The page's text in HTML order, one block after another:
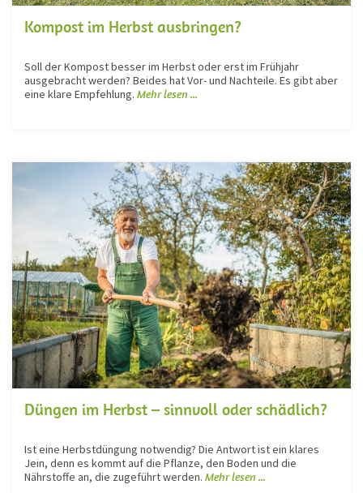
Kompost im Herbst ausbringen?
Soll der Kompost besser im Herbst oder erst im Frühjahr
ausgebracht werden? Beides hat Vor- und Nachteile. Es gibt aber
eine klare Empfehlung. Mehr lesen ...
Düngen im Herbst – sinnvoll oder schädlich?
Ist eine Herbstdüngung notwendig? Die Antwort ist ein klares
Jein, denn es kommt auf die Pflanze, den Boden und die
Nährstoffe an, die zugeführt werden. Mehr lesen ...